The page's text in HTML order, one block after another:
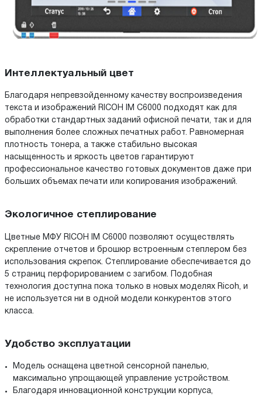
Интеллектуальный цвет
Благодаря непревзойденному качеству воспроизведения
текста и изображений RICOH IM C6000 подходят как для
обработки стандартных заданий офисной печати, так и для
выполнения более сложных печатных работ. Равномерная
плотность тонера, а также стабильно высокая
насыщенность и яркость цветов гарантируют
профессиональное качество готовых документов даже при
больших объемах печати или копирования изображений.
Экологичное степлирование
Цветные МФУ RICOH IM C6000 позволяют осуществлять
скрепление отчетов и брошюр встроенным степлером без
использования скрепок. Степлирование обеспечивается до
5 страниц перфорированием с загибом. Подобная
технология доступна пока только в новых моделях Ricoh, и
не используется ни в одной модели конкурентов этого
класса.
Удобство эксплуатации
Модель оснащена цветной сенсорной панелью,
максимально упрощающей управление устройством.
Благодаря инновационной конструкции корпуса,